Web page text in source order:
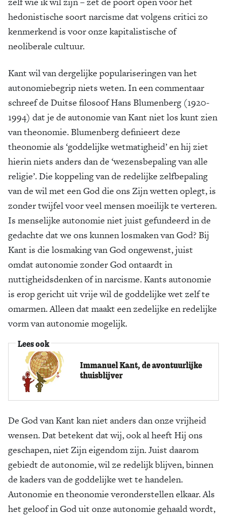
hedonistische soort narcisme dat volgens critici zo
kenmerkend is voor onze kapitalistische of
neoliberale cultuur.
Kant wil van dergelijke populariseringen van het
autonomiebegrip niets weten. In een commentaar
schreef de Duitse filosoof Hans Blumenberg (1920-
1994) dat je de autonomie van Kant niet los kunt zien
van theonomie. Blumenberg definieert deze
theonomie als ‘goddelijke wetmatigheid’ en hij ziet
hierin niets anders dan de ‘wezensbepaling van alle
religie’. Die koppeling van de redelijke zelfbepaling
van de wil met een God die ons Zijn wetten oplegt, is
zonder twijfel voor veel mensen moeilijk te verteren.
Is menselijke autonomie niet juist gefundeerd in de
gedachte dat we ons kunnen losmaken van God? Bij
Kant is die losmaking van God ongewenst, juist
omdat autonomie zonder God ontaardt in
nuttigheidsdenken of in narcisme. Kants autonomie
is erop gericht uit vrije wil de goddelijke wet zelf te
omarmen. Alleen dat maakt een zedelijke en redelijke
vorm van autonomie mogelijk.
Lees ook
Immanuel Kant, de avontuurlijke
thuisblijver
De God van Kant kan niet anders dan onze vrijheid
wensen. Dat betekent dat wij, ook al heeft Hij ons
geschapen, niet Zijn eigendom zijn. Juist daarom
gebiedt de autonomie, wil ze redelijk blijven, binnen
de kaders van de goddelijke wet te handelen.
Autonomie en theonomie veronderstellen elkaar. Als
het geloof in God uit onze autonomie gehaald wordt,